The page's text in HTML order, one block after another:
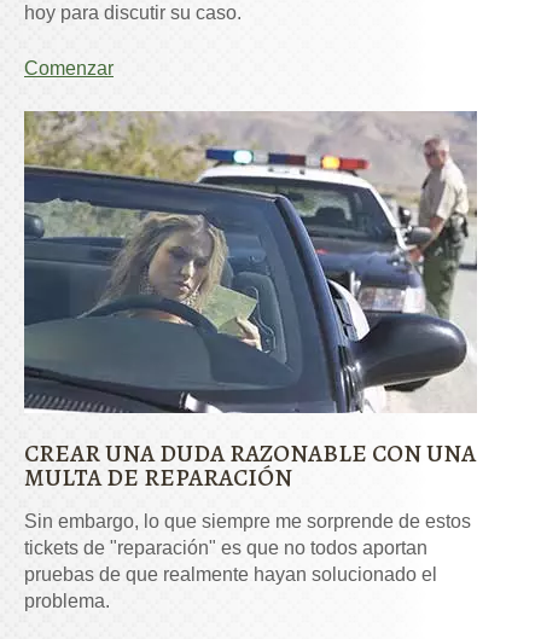
hoy para discutir su caso.
Comenzar
CREAR UNA DUDA RAZONABLE CON UNA
MULTA DE REPARACIÓN
Sin embargo, lo que siempre me sorprende de estos
tickets de "reparación" es que no todos aportan
pruebas de que realmente hayan solucionado el
problema.